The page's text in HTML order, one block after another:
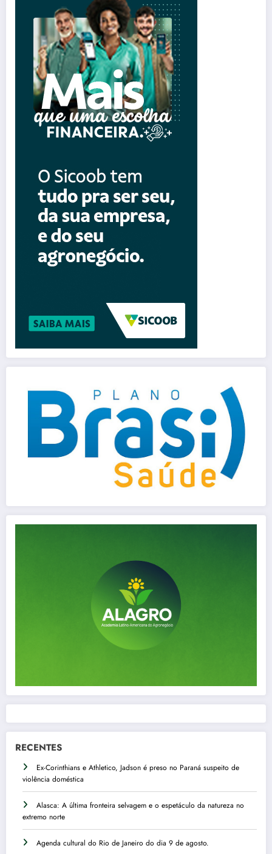
RECENTES
Ex-Corinthians e Athletico, Jadson é preso no Paraná suspeito de
violência doméstica
Alasca: A última fronteira selvagem e o espetáculo da natureza no
extremo norte
Agenda cultural do Rio de Janeiro do dia 9 de agosto.